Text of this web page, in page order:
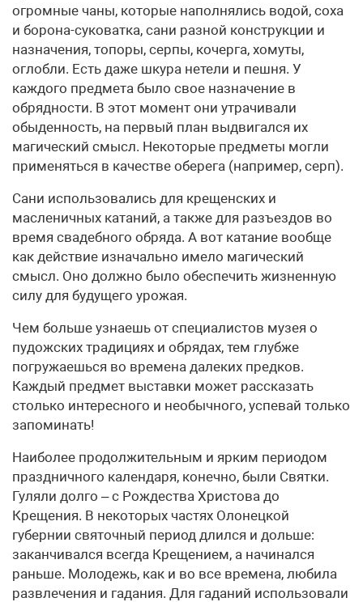
огромные чаны, которые наполнялись водой, соха
и борона-суковатка, сани разной конструкции и
назначения, топоры, серпы, кочерга, хомуты,
оглобли. Есть даже шкура нетели и пешня. У
каждого предмета было свое назначение в
обрядности. В этот момент они утрачивали
обыденность, на первый план выдвигался их
магический смысл. Некоторые предметы могли
применяться в качестве оберега (например, серп).
Сани использовались для крещенских и
масленичных катаний, а также для разъездов во
время свадебного обряда. А вот катание вообще
как действие изначально имело магический
смысл. Оно должно было обеспечить жизненную
силу для будущего урожая.
Чем больше узнаешь от специалистов музея о
пудожских традициях и обрядах, тем глубже
погружаешься во времена далеких предков.
Каждый предмет выставки может рассказать
столько интересного и необычного, успевай только
запоминать!
Наиболее продолжительным и ярким периодом
праздничного календаря, конечно, были Святки.
Гуляли долго – с Рождества Христова до
Крещения. В некоторых частях Олонецкой
губернии святочный период длился и дольше:
заканчивался всегда Крещением, а начинался
раньше. Молодежь, как и во все времена, любила
развлечения и гадания. Для гаданий использовали